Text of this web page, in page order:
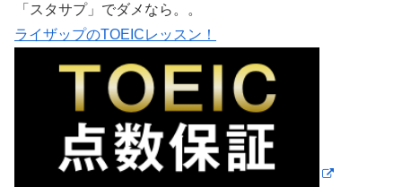
「スタサプ」でダメなら。。
ライザップのTOEICレッスン！